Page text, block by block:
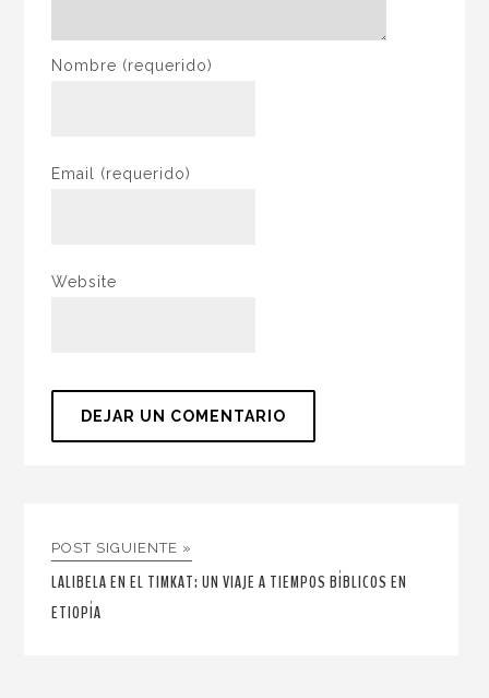
Nombre (requerido)
Email (requerido)
Website
POST SIGUIENTE »
LALIBELA EN EL TIMKAT: UN VIAJE A TIEMPOS BÍBLICOS EN
ETIOPÍA